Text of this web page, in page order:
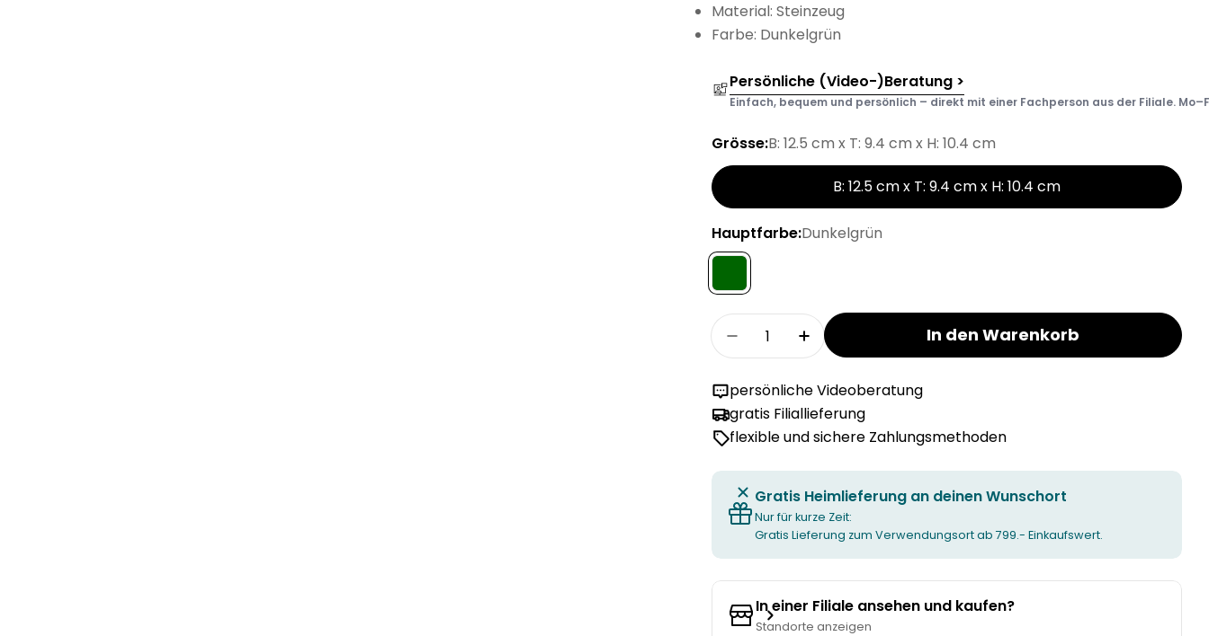
Material: Steinzeug
Farbe: Dunkelgrün
Persönliche (Video-)Beratung >
Einfach, bequem und persönlich – direkt mit einer Fachperson aus der Filiale. Mo–Fr
Grösse:B: 12.5 cm x T: 9.4 cm x H: 10.4 cm
B: 12.5 cm x T: 9.4 cm x H: 10.4 cm
Hauptfarbe:Dunkelgrün
Menge
Menge für RAW NORTHERN GREEN Tasse verringern
Menge für RAW NORTHERN GREEN Tasse erhöhen
In den Warenkorb
persönliche Videoberatung
gratis Filiallieferung
flexible und sichere Zahlungsmethoden
Gratis Heimlieferung an deinen Wunschort
Nur für kurze Zeit:
Gratis Lieferung zum Verwendungsort ab 799.- Einkaufswert.
In einer Filiale ansehen und kaufen?
Standorte anzeigen